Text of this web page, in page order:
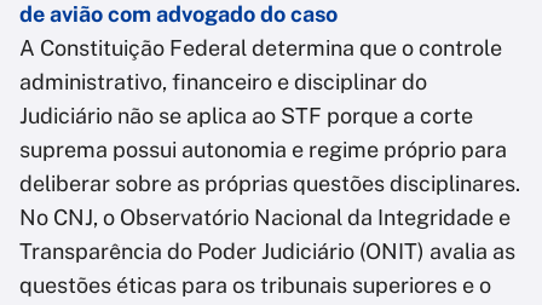
de avião com advogado do caso
A Constituição Federal determina que o controle
administrativo, financeiro e disciplinar do
Judiciário não se aplica ao STF porque a corte
suprema possui autonomia e regime próprio para
deliberar sobre as próprias questões disciplinares.
No CNJ, o Observatório Nacional da Integridade e
Transparência do Poder Judiciário (ONIT) avalia as
questões éticas para os tribunais superiores e o